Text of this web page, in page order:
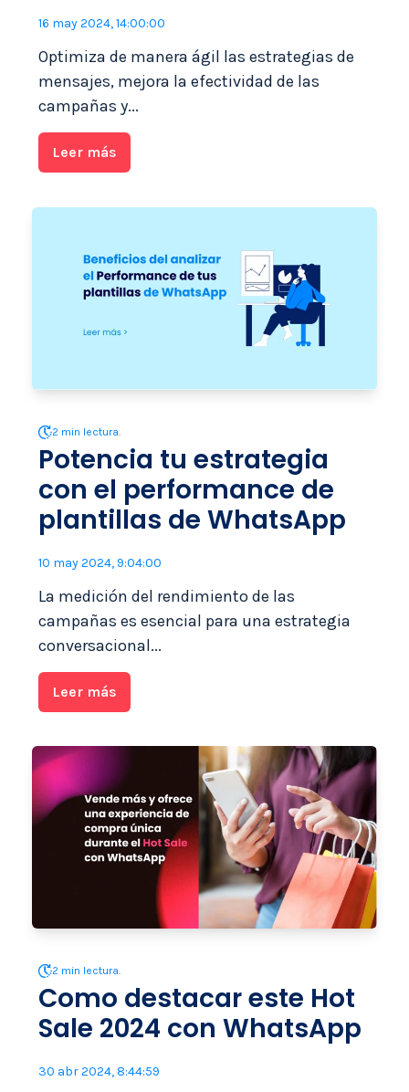
16 may 2024, 14:00:00
Optimiza de manera ágil las estrategias de
mensajes, mejora la efectividad de las
campañas y...
Leer más
2 min lectura.
Potencia tu estrategia
con el performance de
plantillas de WhatsApp
10 may 2024, 9:04:00
La medición del rendimiento de las
campañas es esencial para una estrategia
conversacional...
Leer más
2 min lectura.
Como destacar este Hot
Sale 2024 con WhatsApp
30 abr 2024, 8:44:59